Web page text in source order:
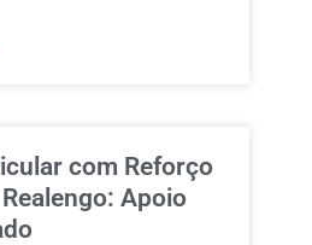
com Reforço
Apoio